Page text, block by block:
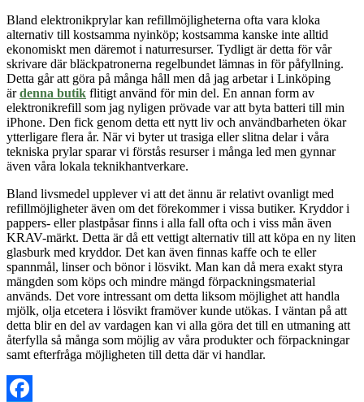
Bland elektronikprylar kan refillmöjligheterna ofta vara kloka
alternativ till kostsamma nyinköp; kostsamma kanske inte alltid
ekonomiskt men däremot i naturresurser. Tydligt är detta för vår
skrivare där bläckpatronerna regelbundet lämnas in för påfyllning.
Detta går att göra på många håll men då jag arbetar i Linköping
ärdenna butik flitigt använd för min del. En annan form av
elektronikrefill som jag nyligen prövade var att byta batteri till min
iPhone. Den fick genom detta ett nytt liv och användbarheten ökar
ytterligare flera år. När vi byter ut trasiga eller slitna delar i våra
tekniska prylar sparar vi förstås resurser i många led men gynnar
även våra lokala teknikhantverkare.
Bland livsmedel upplever vi att det ännu är relativt ovanligt med
refillmöjligheter även om det förekommer i vissa butiker. Kryddor i
pappers- eller plastpåsar finns i alla fall ofta och i viss mån även
KRAV-märkt. Detta är då ett vettigt alternativ till att köpa en ny liten
glasburk med kryddor. Det kan även finnas kaffe och te eller
spannmål, linser och bönor i lösvikt. Man kan då mera exakt styra
mängden som köps och mindre mängd förpackningsmaterial
används. Det vore intressant om detta liksom möjlighet att handla
mjölk, olja etcetera i lösvikt framöver kunde utökas. I väntan på att
detta blir en del av vardagen kan vi alla göra det till en utmaning att
återfylla så många som möjlig av våra produkter och förpackningar
samt efterfråga möjligheten till detta där vi handlar.